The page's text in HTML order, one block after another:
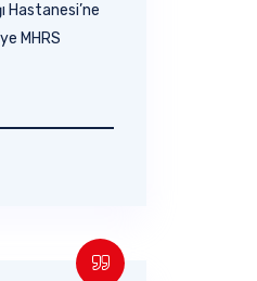
Hastanesi’ne
MHRS